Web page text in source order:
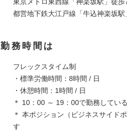
東京メトロ東西線「神楽坂駅」徒歩
都営地下鉄大江戸線「牛込神楽坂駅
勤務時間は
フレックスタイム制
・標準労働時間：8時間 / 日
・休憩時間：1時間 / 日
＊ 10：00 ～ 19：00で勤務してい
＊ 本ポジション（ビジネスサイド
す